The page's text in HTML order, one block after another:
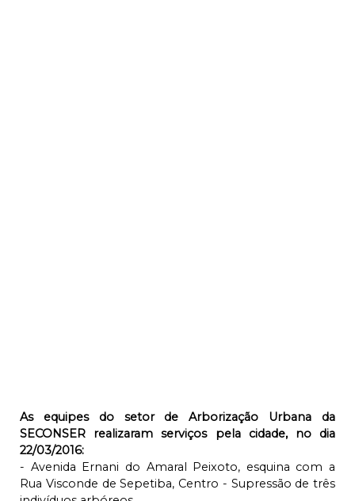
As equipes do setor de Arborização Urbana da
SECONSER realizaram serviços pela cidade, no dia
22/03/2016:
- Avenida Ernani do Amaral Peixoto, esquina com a
Rua Visconde de Sepetiba, Centro - Supressão de três